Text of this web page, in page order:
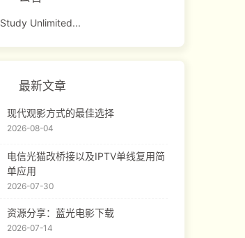
Study Unlimited...
最新文章
现代观影方式的最佳选择
2026-08-04
电信光猫改桥接以及IPTV单线复用简
单应用
2026-07-30
资源分享：蓝光电影下载
2026-07-14